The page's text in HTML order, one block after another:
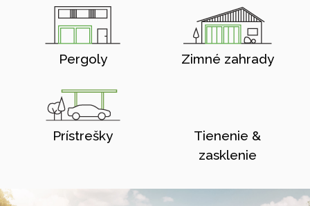
Pergoly Zimné zahrady
Prístrešky
Tienenie &
zasklenie